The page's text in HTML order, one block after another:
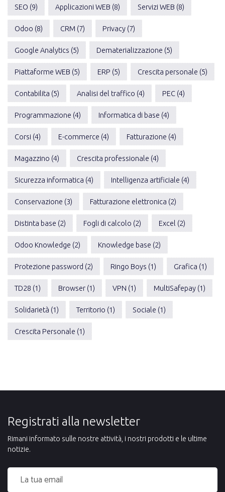
SEO (9) Applicazioni WEB (8) Servizi WEB (8)
Odoo (8) CRM (7) Privacy (7)
Google Analytics (5) Dematerializzazione (5)
Piattaforme WEB (5) ERP (5) Crescita personale (5)
Contabilita (5) Analisi del traffico (4) PEC (4)
Programmazione (4) Informatica di base (4)
Corsi (4) E-commerce (4) Fatturazione (4)
Magazzino (4) Crescita professionale (4)
Sicurezza informatica (4) Intelligenza artificiale (4)
Conservazione (3) Fatturazione elettronica (2)
Distinta base (2) Fogli di calcolo (2) Excel (2)
Odoo Knowledge (2) Knowledge base (2)
Protezione password (2) Ringo Boys (1) Grafica (1)
TD28 (1) Browser (1) VPN (1) MultiSafepay (1)
Solidarietà (1) Territorio (1) Sociale (1)
Crescita Personale (1)
Registrati alla newsletter
Rimani informato sulle nostre attività, i nostri prodotti e le ultime
notizie.